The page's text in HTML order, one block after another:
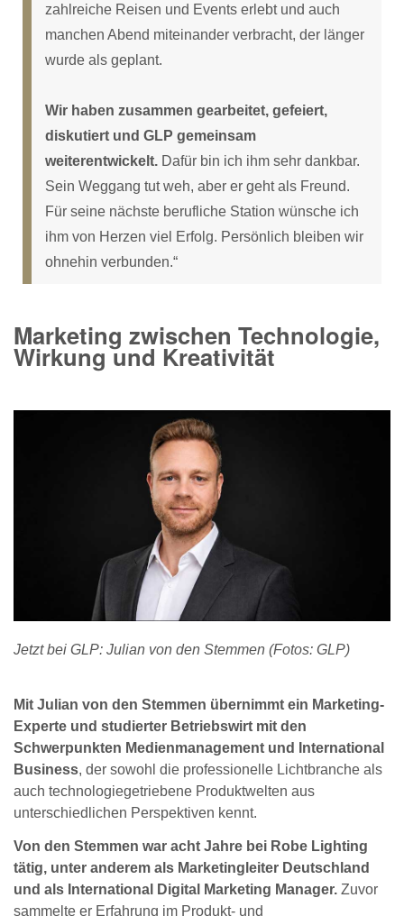
zahlreiche Reisen und Events erlebt und auch
manchen Abend miteinander verbracht, der länger
wurde als geplant.
Wir haben zusammen gearbeitet, gefeiert,
diskutiert und GLP gemeinsam
weiterentwickelt. Dafür bin ich ihm sehr dankbar.
Sein Weggang tut weh, aber er geht als Freund.
Für seine nächste berufliche Station wünsche ich
ihm von Herzen viel Erfolg. Persönlich bleiben wir
ohnehin verbunden.“
Marketing zwischen Technologie,
Wirkung und Kreativität
Jetzt bei GLP: Julian von den Stemmen (Fotos: GLP)
Mit Julian von den Stemmen übernimmt ein Marketing-
Experte und studierter Betriebswirt mit den
Schwerpunkten Medienmanagement und International
Business, der sowohl die professionelle Lichtbranche als
auch technologiegetriebene Produktwelten aus
unterschiedlichen Perspektiven kennt.
Von den Stemmen war acht Jahre bei Robe Lighting
tätig, unter anderem als Marketingleiter Deutschland
und als International Digital Marketing Manager. Zuvor
sammelte er Erfahrung im Produkt- und